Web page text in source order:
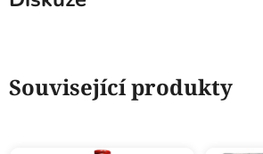
Související produkty